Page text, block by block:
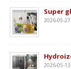
Super
2026-05-27
2026-05-13